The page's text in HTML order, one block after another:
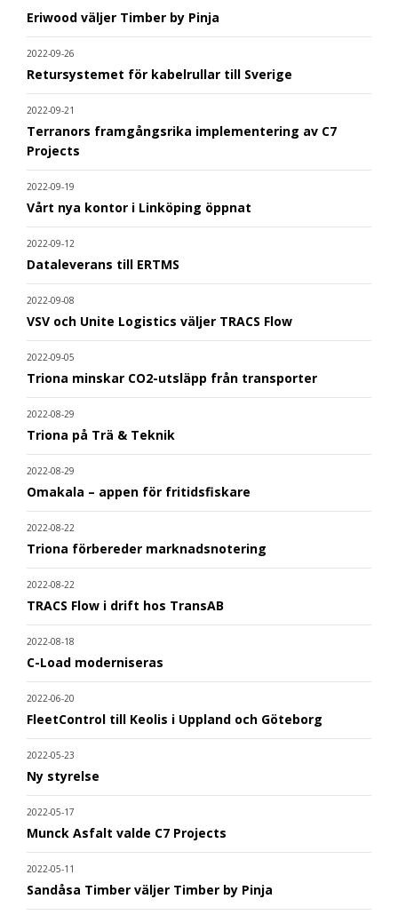
Eriwood väljer Timber by Pinja
2022-09-26
Retursystemet för kabelrullar till Sverige
2022-09-21
Terranors framgångsrika implementering av C7
Projects
2022-09-19
Vårt nya kontor i Linköping öppnat
2022-09-12
Dataleverans till ERTMS
2022-09-08
VSV och Unite Logistics väljer TRACS Flow
2022-09-05
Triona minskar CO2-utsläpp från transporter
2022-08-29
Triona på Trä & Teknik
2022-08-29
Omakala – appen för fritidsfiskare
2022-08-22
Triona förbereder marknadsnotering
2022-08-22
TRACS Flow i drift hos TransAB
2022-08-18
C-Load moderniseras
2022-06-20
FleetControl till Keolis i Uppland och Göteborg
2022-05-23
Ny styrelse
2022-05-17
Munck Asfalt valde C7 Projects
2022-05-11
Sandåsa Timber väljer Timber by Pinja